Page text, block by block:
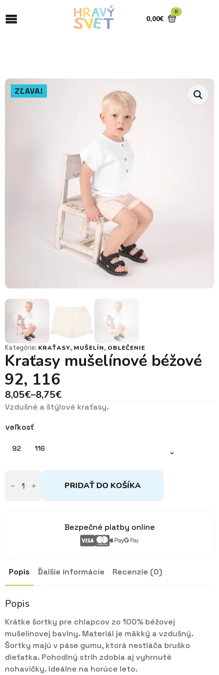
0,00€
0
ZĽAVA!
Kategórie: KRAŤASY, MUŠELÍN, OBLEČENIE
Kraťasy mušelínové béžové
92, 116
8,05€–8,75€
Price
range:
8,05€
8,75€
Vzdušné a štýlové kraťasy.
veľkosť
92 116
množstvo
Kraťasy
mušelínové PRIDAŤ DO KOŠÍKA
Bezpečné platby online
Popis Ďalšie informácie Recenzie (0)
Popis
Krátke šortky pre chlapcov zo 100% béžovej
mušelínovej bavlny. Materiál je mäkký a vzdušný.
Šortky majú v páse gumu, ktorá nestláča bruško
dieťatka. Pohodlný strih zdobia aj vyhrnuté
nohavičky. Ideálne na horúce leto.